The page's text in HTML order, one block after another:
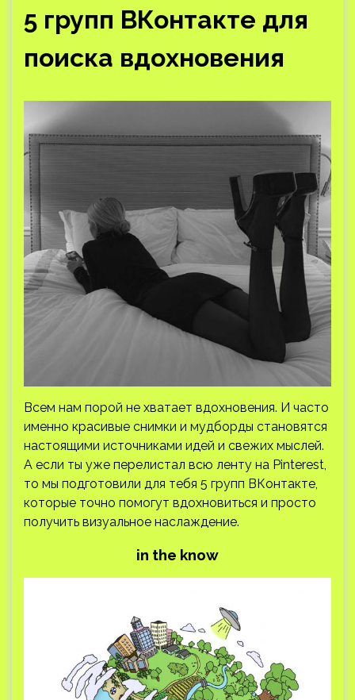
5 групп ВКонтакте для
поиска вдохновения
Всем нам порой не хватает вдохновения. И часто
именно красивые снимки и мудборды становятся
настоящими источниками идей и свежих мыслей.
А если ты уже перелистал всю ленту на Pinterest,
то мы подготовили для тебя 5 групп ВКонтакте,
которые точно помогут вдохновиться и просто
получить визуальное наслаждение.
in the know